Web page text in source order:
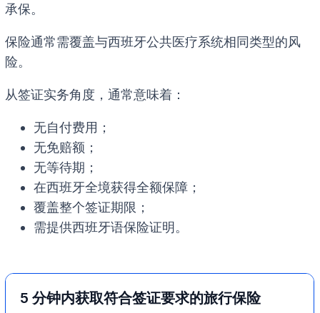
承保。
保险通常需覆盖与西班牙公共医疗系统相同类型的风
险。
从签证实务角度，通常意味着：
无自付费用；
无免赔额；
无等待期；
在西班牙全境获得全额保障；
覆盖整个签证期限；
需提供西班牙语保险证明。
5 分钟内获取符合签证要求的旅行保险